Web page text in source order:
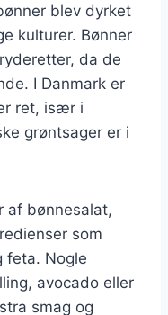
blev dyrket
kulturer. Bønner
da de
I Danmark er
ret, især i
grøntsager er i
af bønnesalat,
som
feta. Nogle
avocado eller
smag og